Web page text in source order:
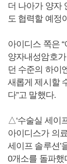
더 나아가 양자
도 협력할 예정
아이디스 쪽은
양자내성암호
던 수준의 하이
새롭게 제시할
다”고 말했다.
△‘수술실 세이
아이디스가 의
세이프 솔루션’
0개소를 돌파했